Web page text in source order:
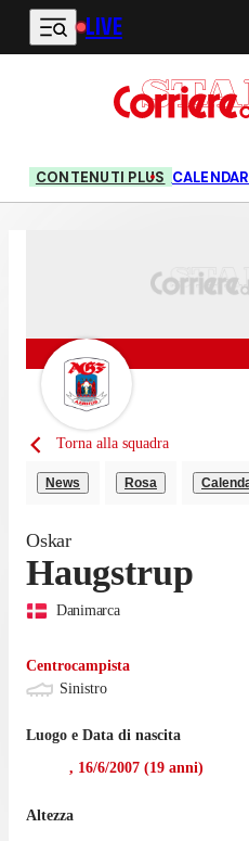
Vai al contenuto principale
LIVE
CONTENUTI PLUS
Torna alla squadra
News Rosa
Oskar
Haugstrup
Danimarca
Centrocampista
Sinistro
Luogo e Data di nascita
, 16/6/2007 (19 anni)
Altezza